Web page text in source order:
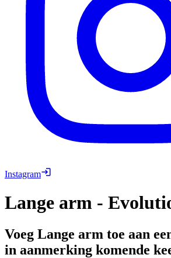
Instagram
Lange arm -
Voeg Lange arm toe aan
in aanmerking komende